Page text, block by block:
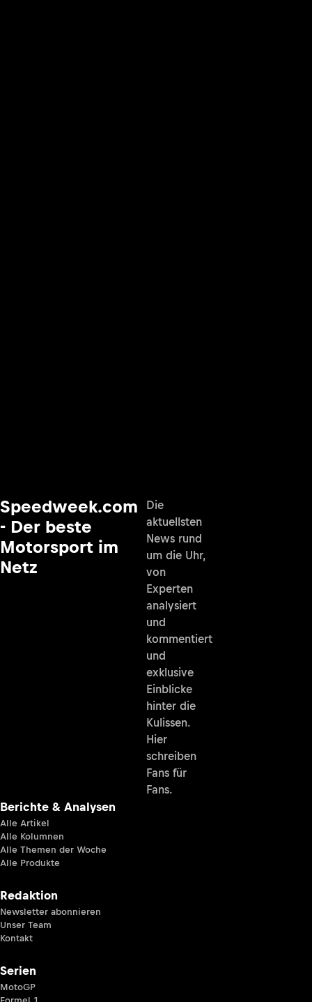
Speedweek.com
- Der beste
Motorsport im
Netz
Die
aktuellsten
News rund
um die Uhr,
von
Experten
analysiert
und
kommentiert
und
exklusive
Einblicke
hinter die
Kulissen.
Hier
schreiben
Fans für
Fans.
Berichte & Analysen
Alle Artikel
Alle Kolumnen
Alle Themen der Woche
Alle Produkte
Redaktion
Newsletter abonnieren
Unser Team
Kontakt
Serien
MotoGP